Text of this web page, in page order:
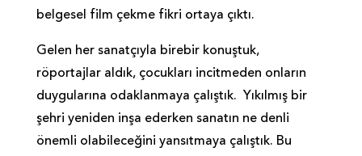
belgesel film çekme fikri ortaya çıktı.
Gelen her sanatçıyla birebir konuştuk,
röportajlar aldık, çocukları incitmeden onların
duygularına odaklanmaya çalıştık. Yıkılmış bir
şehri yeniden inşa ederken sanatın ne denli
önemli olabileceğini yansıtmaya çalıştık. Bu